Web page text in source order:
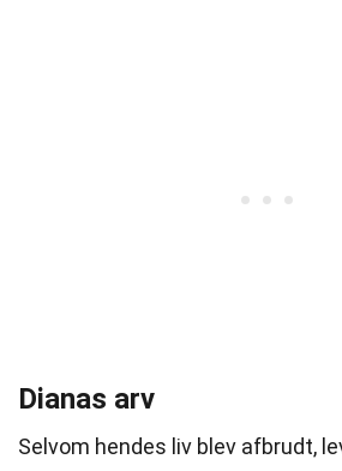
Dianas arv
Selvom hendes liv blev afbrudt,